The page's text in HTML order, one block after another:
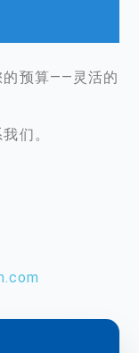
的预算——灵活的
们。